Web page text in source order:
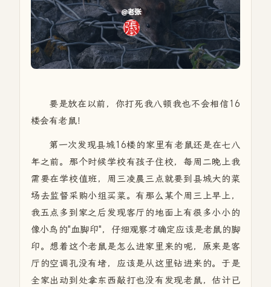
要是放在以前，你打死我八顿我也不会相信16
楼会有老鼠！
第一次发现县城16楼的家里有老鼠还是在七八
年之前。那个时候学校有孩子住校，每周二晚上我
需要在学校值班，周三凌晨三点就要到县城大的菜
场去监督采购小组买菜。有那么某个周三上早上，
我五点多到家之后发现客厅的地面上有很多小小的
像小鸟的"血脚印"，仔细观察才确定应该是老鼠的脚
印。想着这个老鼠是怎么进家里来的呢，原来是客
厅的空调孔没有堵，应该是从这里钻进来的。于是
全家出动到处拿东西敲打也没有发现老鼠，估计已